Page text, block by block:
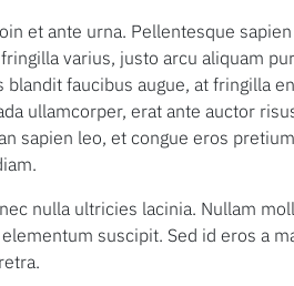
et ante urna. Pellentesque
varius, justo arcu aliquam
faucibus augue, at fringilla
ullamcorper, erat ante auctor
sapien leo, et congue eros
nulla ultricies lacinia. Nullam
suscipit. Sed id eros a